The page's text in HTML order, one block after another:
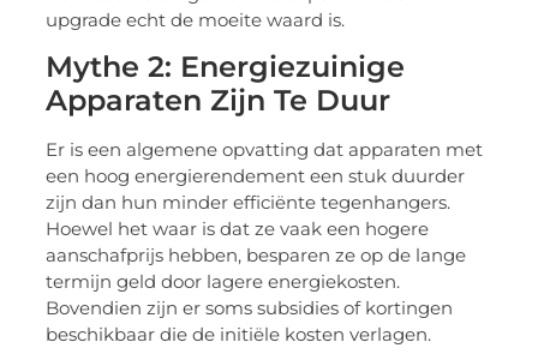
upgrade echt de moeite waard is.
Mythe 2: Energiezuinige
Apparaten Zijn Te Duur
Er is een algemene opvatting dat apparaten met
een hoog energierendement een stuk duurder
zijn dan hun minder efficiënte tegenhangers.
Hoewel het waar is dat ze vaak een hogere
aanschafprijs hebben, besparen ze op de lange
termijn geld door lagere energiekosten.
Bovendien zijn er soms subsidies of kortingen
beschikbaar die de initiële kosten verlagen.